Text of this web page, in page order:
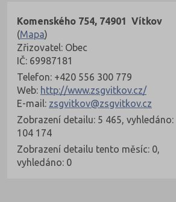
Komenského 754, 74901 Vítkov
(Mapa)
Zřizovatel: Obec
IČ: 69987181
Telefon: +420 556 300 779
Web: http://www.zsgvitkov.cz/
E-mail: zsgvitkov@zsgvitkov.cz
Zobrazení detailu: 5 465, vyhledáno:
104 174
Zobrazení detailu tento měsíc: 0,
vyhledáno: 0